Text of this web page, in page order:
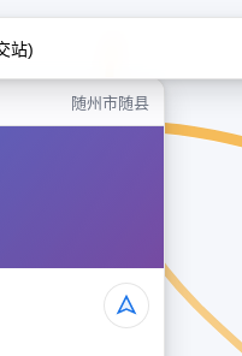
随州市随县